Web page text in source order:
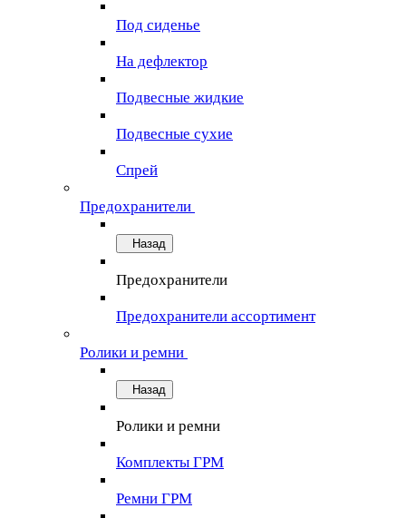
Под сиденье
На дефлектор
Подвесные жидкие
Подвесные сухие
Спрей
Предохранители
Назад
Предохранители
Предохранители ассортимент
Ролики и ремни
Назад
Ролики и ремни
Комплекты ГРМ
Ремни ГРМ